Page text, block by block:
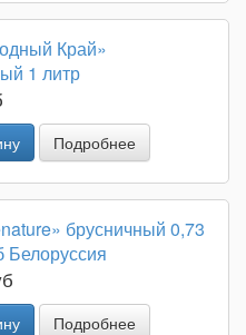
Край»
1 литр
Подробнее
брусничный 0,73
Белоруссия
Подробнее